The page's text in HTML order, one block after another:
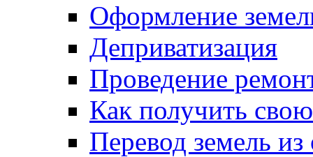
Оформление
Деприватизация
Проведение
Как получить
Перевод земель